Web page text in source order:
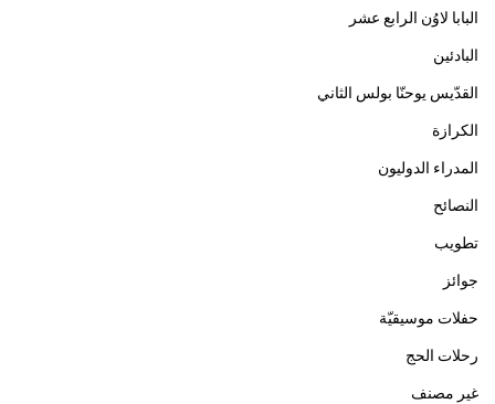
البابا لاوُن الرابع عشر
البادئين
القدّيس يوحنّا بولس الثاني
الكرازة
المدراء الدوليون
النصائح
تطويب
جوائز
حفلات موسيقيّة
رحلات الحج
غير مصنف